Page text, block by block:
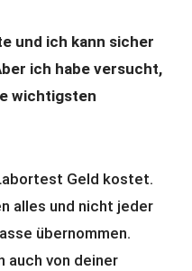
und ich kann sicher
ich habe versucht,
wichtigsten
Geld kostet.
alles und nicht jeder
übernommen.
auch von deiner